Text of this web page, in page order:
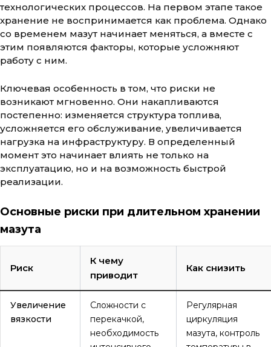
технологических процессов. На первом этапе такое
хранение не воспринимается как проблема. Однако
со временем мазут начинает меняться, а вместе с
этим появляются факторы, которые усложняют
работу с ним.
Ключевая особенность в том, что риски не
возникают мгновенно. Они накапливаются
постепенно: изменяется структура топлива,
усложняется его обслуживание, увеличивается
нагрузка на инфраструктуру. В определенный
момент это начинает влиять не только на
эксплуатацию, но и на возможность быстрой
реализации.
Основные риски при длительном хранении
мазута
Риск
К чему
приводит
Как снизить
Увеличение
вязкости
Сложности с
перекачкой,
необходимость
Регулярная
циркуляция
мазута, контроль